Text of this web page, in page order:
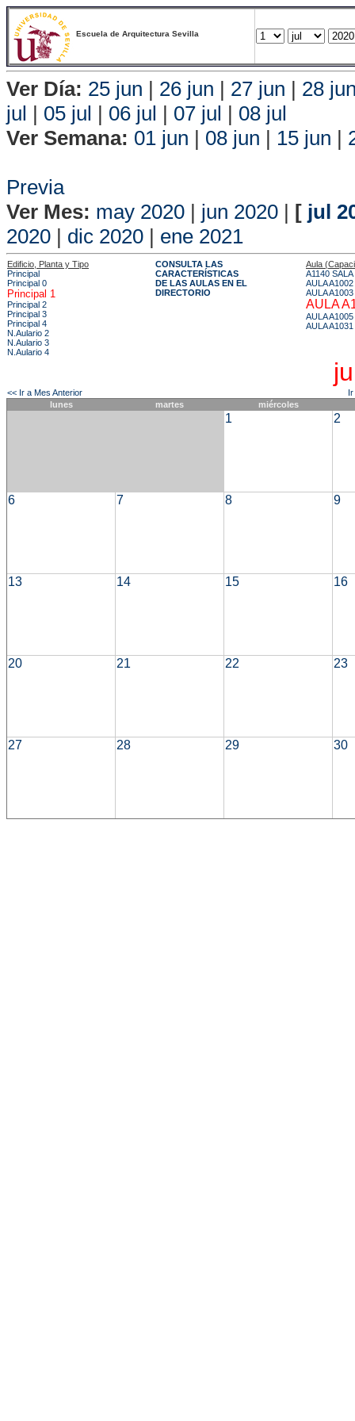
Escuela de Arquitectura Sevilla
Ver Día: 25 jun | 26 jun | 27 jun | 28
jul | 05 jul | 06 jul | 07 jul | 08 jul
Ver Semana: 01 jun | 08 jun | 15 jun |
Previa
Ver Mes: may 2020 | jun 2020 | [ jul
2020 | dic 2020 | ene 2021
Edificio, Planta y Tipo
Principal
Principal 0
Principal 1
Principal 2
Principal 3
Principal 4
N.Aulario 2
N.Aulario 3
N.Aulario 4
CONSULTA LAS
CARACTERÍSTICAS
DE LAS AULAS EN EL
DIRECTORIO
Aula
A1140
AULA A1002
AULA A1003
AULA
AULA A1005
AULA A1031
<< Ir a Mes Anterior
lunes
martes miércoles
1 2
6 7 8 9
13 14 15 16
20 21 22 23
27 28 29 30